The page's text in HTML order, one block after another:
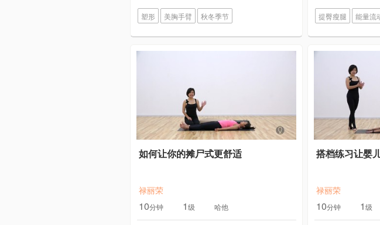
塑形 美胸手臂 秋冬季节 提臀瘦腿 能量流
如何让你的摊尸式更舒适
禄丽荣
10分钟 1级 哈他
搭档练习让婴
禄丽荣
10分钟 1级